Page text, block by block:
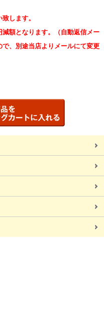
します。
減額となります。（自動返信メー
、別途当店よりメールにて変更